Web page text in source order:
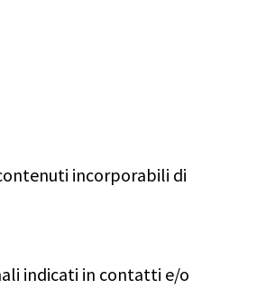
incorporabili di
indicati in contatti e/o